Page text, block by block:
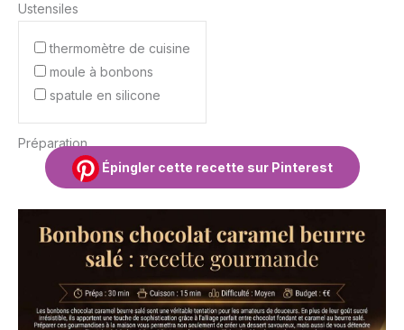
Ustensiles
thermomètre de cuisine
moule à bonbons
spatule en silicone
Préparation
Épingler cette recette sur Pinterest